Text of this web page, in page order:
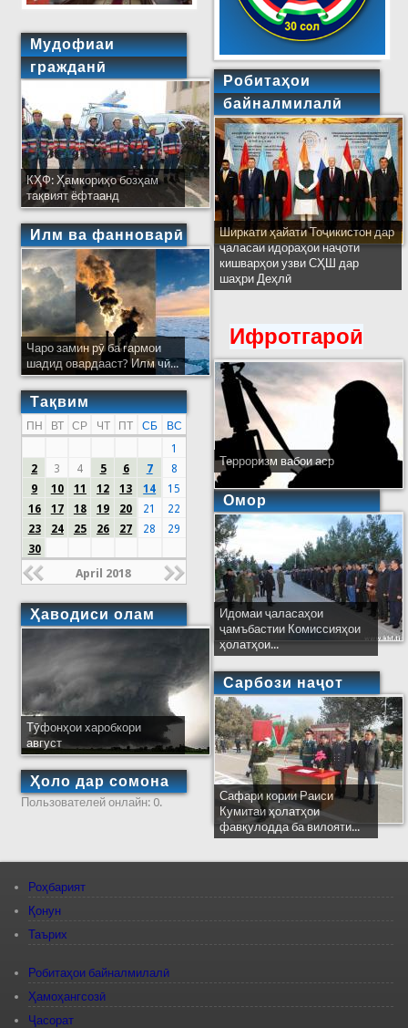
Мудофиаи
гражданӣ
КҲФ: Ҳамкориҳо бозҳам
тақвият ёфтаанд
Илм ва фанноварӣ
Чаро замин рӯ ба гармои
шадид овардааст? Илм чӣ...
Тақвим
ПН ВТ СР ЧТ ПТ СБ
ВС
1
2
3 4 5 6 7
8
9
10 11 12 13 14
15
16
17 18 19 20 21
22
23
24 25 26 27 28
29
30
April 2018
Ҳаводиси олам
Тӯфонҳои харобкори
август
Ҳоло дар сомона
Пользователей онлайн: 0.
Робитаҳои
байналмилалӣ
Ширкати ҳайати Тоҷикистон дар
ҷаласаи идораҳои наҷоти
кишварҳои узви СҲШ дар
шаҳри Деҳлӣ
Ифротгароӣ
Терроризм вабои аср
Омор
Идомаи ҷаласаҳои
ҷамъбастии Комиссияҳои
ҳолатҳои...
Сарбози наҷот
Сафари кории Раиси
Кумитаи ҳолатҳои
фавқулодда ба вилояти...
Роҳбарият
Қонун
Таърих
Робитаҳои байналмилалӣ
Ҳамоҳангсозӣ
Ҷасорат